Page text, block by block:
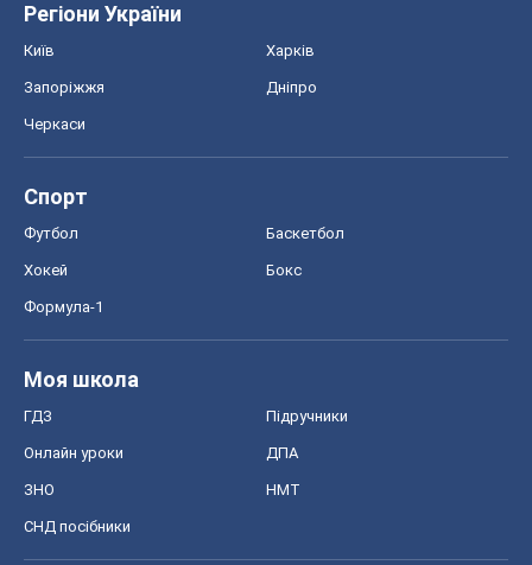
Регіони України
Київ Харків
Запоріжжя Дніпро
Черкаси
Спорт
Футбол Баскетбол
Хокей Бокс
Формула-1
Моя школа
ГДЗ Підручники
Онлайн уроки ДПА
ЗНО НМТ
СНД посібники